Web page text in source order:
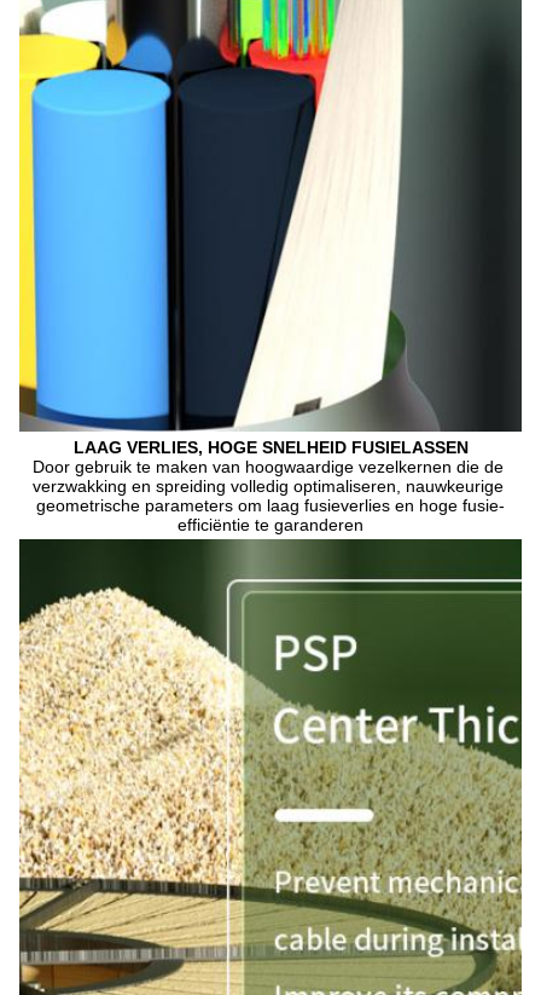
LAAG VERLIES, HOGE SNELHEID FUSIELASSEN
Door gebruik te maken van hoogwaardige vezelkernen die de
verzwakking en spreiding volledig optimaliseren, nauwkeurige
geometrische parameters om laag fusieverlies en hoge fusie-
efficiëntie te garanderen